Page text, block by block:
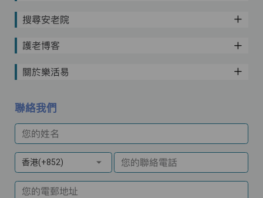
搜尋安老院
護老博客
關於樂活易
聯絡我們
您的姓名
香港(+852) 您的聯絡電話
您的電郵地址